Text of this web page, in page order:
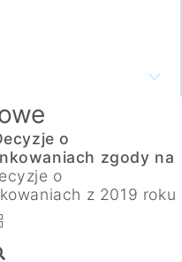
o
zgody na
o
z 2019 roku